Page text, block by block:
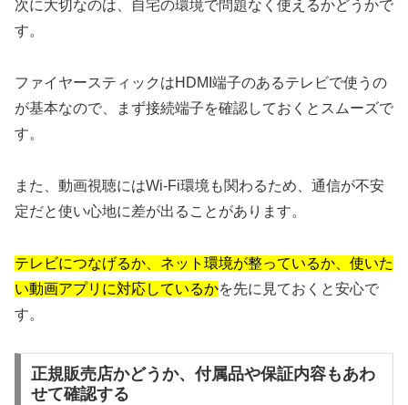
次に大切なのは、自宅の環境で問題なく使えるかどうかで
す。
ファイヤースティックはHDMI端子のあるテレビで使うの
が基本なので、まず接続端子を確認しておくとスムーズで
す。
また、動画視聴にはWi-Fi環境も関わるため、通信が不安
定だと使い心地に差が出ることがあります。
テレビにつなげるか、ネット環境が整っているか、使いた
い動画アプリに対応しているかを先に見ておくと安心で
す。
正規販売店かどうか、付属品や保証内容もあわ
せて確認する